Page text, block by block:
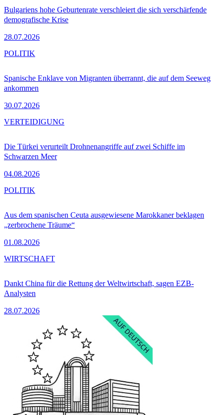
Bulgariens hohe Geburtenrate verschleiert die sich verschärfende
demografische Krise
28.07.2026
Spanische Enklave von Migranten überrannt, die auf dem Seeweg
ankommen
30.07.2026
POLITIK
Die Türkei verurteilt Drohnenangriffe auf zwei Schiffe im
Schwarzen Meer
04.08.2026
VERTEIDIGUNG
Aus dem spanischen Ceuta ausgewiesene Marokkaner beklagen
„zerbrochene Träume“
01.08.2026
POLITIK
Dankt China für die Rettung der Weltwirtschaft, sagen EZB-
Analysten
28.07.2026
WIRTSCHAFT